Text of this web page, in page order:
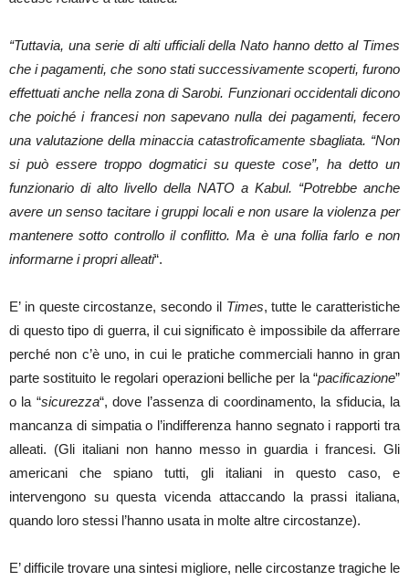
“Tuttavia, una serie di alti ufficiali della Nato hanno detto al Times
che i pagamenti, che sono stati successivamente scoperti, furono
effettuati anche nella zona di Sarobi. Funzionari occidentali dicono
che poiché i francesi non sapevano nulla dei pagamenti, fecero
una valutazione della minaccia catastroficamente sbagliata. “Non
si può essere troppo dogmatici su queste cose”, ha detto un
funzionario di alto livello della NATO a Kabul. “Potrebbe anche
avere un senso tacitare i gruppi locali e non usare la violenza per
mantenere sotto controllo il conflitto. Ma è una follia farlo e non
informarne i propri alleati“.
E’ in queste circostanze, secondo il Times, tutte le caratteristiche
di questo tipo di guerra, il cui significato è impossibile da afferrare
perché non c’è uno, in cui le pratiche commerciali hanno in gran
parte sostituito le regolari operazioni belliche per la “pacificazione”
o la “sicurezza“, dove l’assenza di coordinamento, la sfiducia, la
mancanza di simpatia o l’indifferenza hanno segnato i rapporti tra
alleati. (Gli italiani non hanno messo in guardia i francesi. Gli
americani che spiano tutti, gli italiani in questo caso, e
intervengono su questa vicenda attaccando la prassi italiana,
quando loro stessi l’hanno usata in molte altre circostanze).
E’ difficile trovare una sintesi migliore, nelle circostanze tragiche le